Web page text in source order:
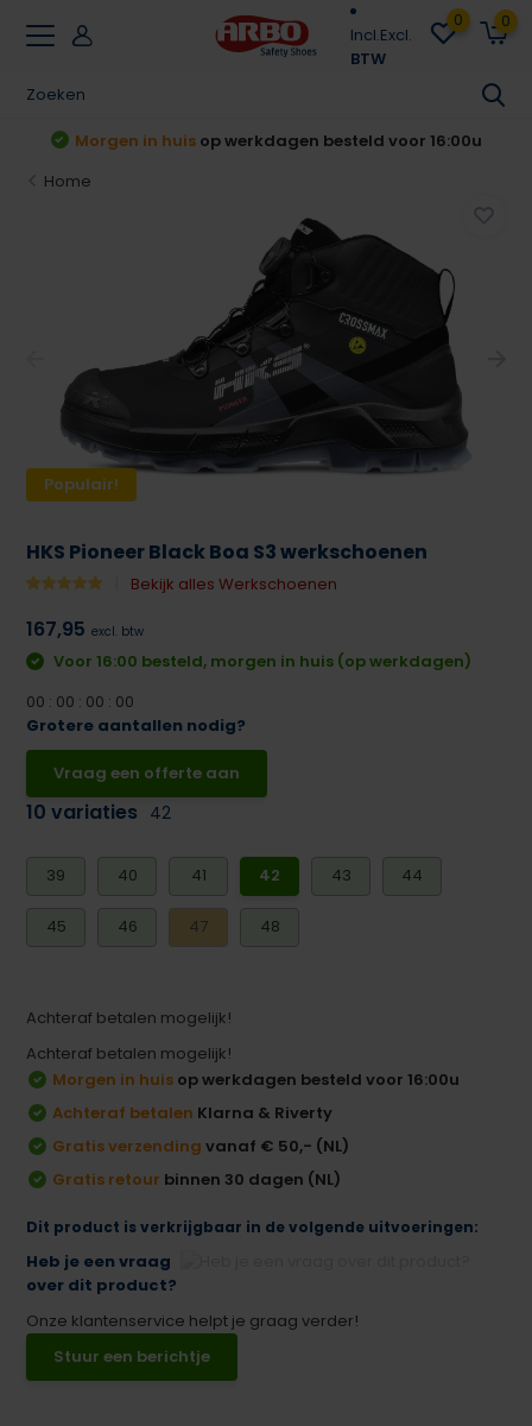
Incl.Excl.
BTW
0 0
16:00u Achteraf betalenKlarna & Riverty
Home
Populair!
HKS Pioneer Black Boa S3 werkschoenen
Bekijk alles Werkschoenen
167,95 excl. btw
Voor 16:00 besteld, morgen in huis (op werkdagen)
00 : 00 : 00 : 00
Grotere aantallen nodig?
Vraag een offerte aan
10 variaties 42
39 40 41 42 43 44
45 46 47 48
Achteraf betalen mogelijk!
Achteraf betalen mogelijk!
Morgen in huis op werkdagen besteld voor 16:00u
Achteraf betalen Klarna & Riverty
Gratis verzending vanaf € 50,- (NL)
Gratis retour binnen 30 dagen (NL)
Dit product is verkrijgbaar in de volgende uitvoeringen:
Heb je een vraag
over dit product?
Onze klantenservice helpt je graag verder!
Stuur een berichtje